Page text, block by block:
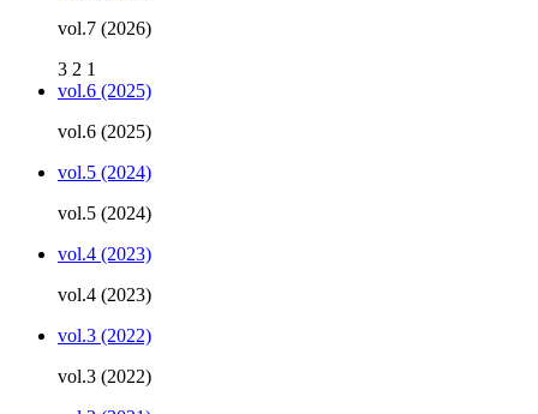
vol.7 (2026)
3 2 1
vol.6 (2025)
vol.6 (2025)
vol.5 (2024)
vol.5 (2024)
vol.4 (2023)
vol.4 (2023)
vol.3 (2022)
vol.3 (2022)